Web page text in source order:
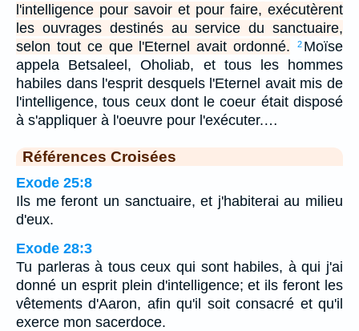
l'intelligence pour savoir et pour faire, exécutèrent
les ouvrages destinés au service du sanctuaire,
selon tout ce que l'Eternel avait ordonné.
2 Moïse
appela Betsaleel, Oholiab, et tous les hommes
habiles dans l'esprit desquels l'Eternel avait mis de
l'intelligence, tous ceux dont le coeur était disposé
à s'appliquer à l'oeuvre pour l'exécuter.…
Références Croisées
Exode 25:8
Ils me feront un sanctuaire, et j'habiterai au milieu
d'eux.
Exode 28:3
Tu parleras à tous ceux qui sont habiles, à qui j'ai
donné un esprit plein d'intelligence; et ils feront les
vêtements d'Aaron, afin qu'il soit consacré et qu'il
exerce mon sacerdoce.